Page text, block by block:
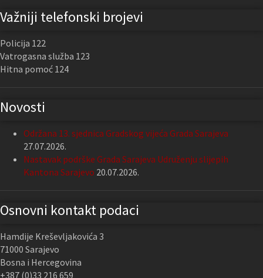
Važniji telefonski brojevi
Policija 122
Vatrogasna služba 123
Hitna pomoć 124
Novosti
Održana 13. sjednica Gradskog vijeća Grada Sarajeva
27.07.2026.
Nastavak podrške Grada Sarajeva Udruženju slijepih
Kantona Sarajevo 20.07.2026.
Osnovni kontakt podaci
Hamdije Kreševljakovića 3
71000 Sarajevo
Bosna i Hercegovina
+387 (0)33 216 659